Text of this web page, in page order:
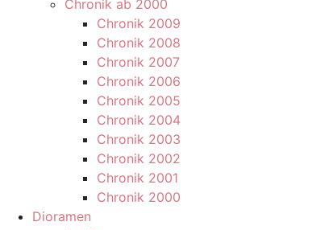
Chronik ab 2000
Chronik 2009
Chronik 2008
Chronik 2007
Chronik 2006
Chronik 2005
Chronik 2004
Chronik 2003
Chronik 2002
Chronik 2001
Chronik 2000
Dioramen